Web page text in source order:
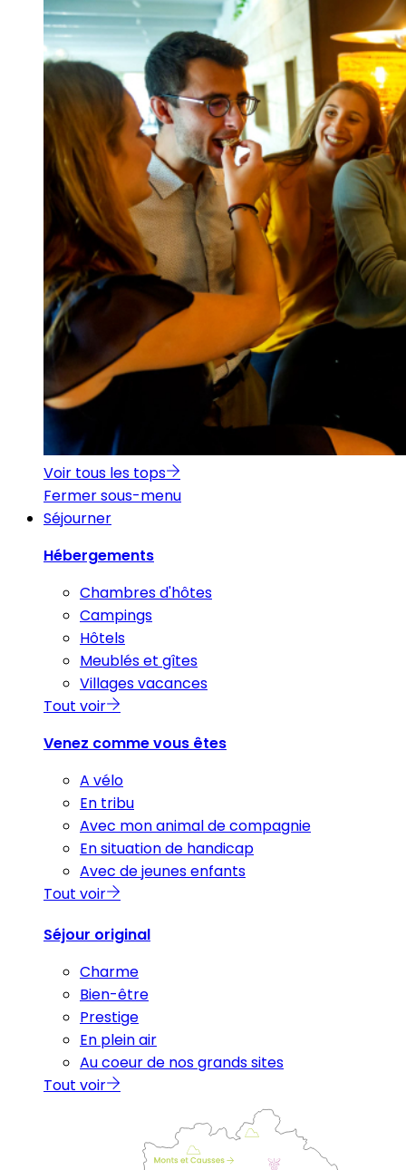
Voir tous les tops
Fermer sous-menu
Séjourner
Hébergements
Chambres d'hôtes
Campings
Hôtels
Meublés et gîtes
Villages vacances
Tout voir
Venez comme vous êtes
A vélo
En tribu
Avec mon animal de compagnie
En situation de handicap
Avec de jeunes enfants
Tout voir
Séjour original
Charme
Bien-être
Prestige
En plein air
Au coeur de nos grands sites
Tout voir